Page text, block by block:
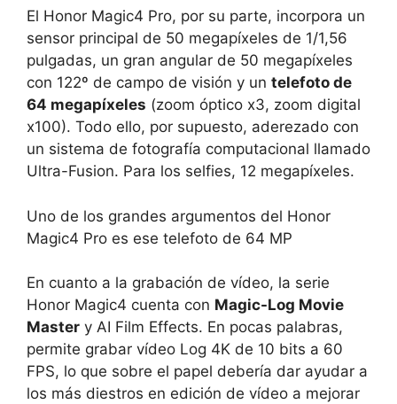
El Honor Magic4 Pro, por su parte, incorpora un
sensor principal de 50 megapíxeles de 1/1,56
pulgadas, un gran angular de 50 megapíxeles
con 122º de campo de visión y un telefoto de
64 megapíxeles (zoom óptico x3, zoom digital
x100). Todo ello, por supuesto, aderezado con
un sistema de fotografía computacional llamado
Ultra-Fusion. Para los selfies, 12 megapíxeles.
Uno de los grandes argumentos del Honor
Magic4 Pro es ese telefoto de 64 MP
En cuanto a la grabación de vídeo, la serie
Honor Magic4 cuenta con Magic-Log Movie
Master y AI Film Effects. En pocas palabras,
permite grabar vídeo Log 4K de 10 bits a 60
FPS, lo que sobre el papel debería dar ayudar a
los más diestros en edición de vídeo a mejorar